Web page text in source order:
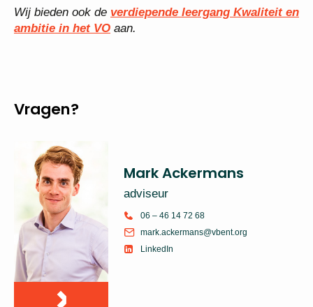
Wij bieden ook de verdiepende leergang Kwaliteit en
ambitie in het VO aan.
Vragen?
Mark Ackermans
adviseur
06 – 46 14 72 68
mark.ackermans@vbent.org
LinkedIn